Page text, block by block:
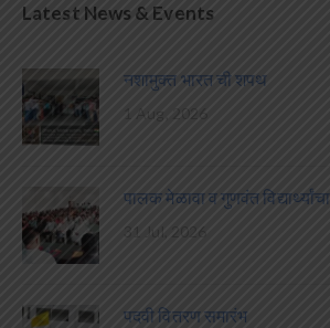
Latest News & Events
नशामुक्त भारत ची शपथ
1 Aug, 2026
पालक मेळावा व गुणवंत
31 Jul, 2026
पदवी वितरण समारंभ